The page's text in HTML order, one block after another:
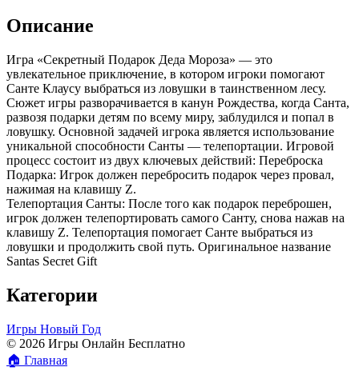
Описание
Игра «Секретный Подарок Деда Мороза» — это
увлекательное приключение, в котором игроки помогают
Санте Клаусу выбраться из ловушки в таинственном лесу.
Сюжет игры разворачивается в канун Рождества, когда Санта,
развозя подарки детям по всему миру, заблудился и попал в
ловушку. Основной задачей игрока является использование
уникальной способности Санты — телепортации. Игровой
процесс состоит из двух ключевых действий: Переброска
Подарка: Игрок должен перебросить подарок через провал,
нажимая на клавишу Z.
Телепортация Санты: После того как подарок переброшен,
игрок должен телепортировать самого Санту, снова нажав на
клавишу Z. Телепортация помогает Санте выбраться из
ловушки и продолжить свой путь. Оригинальное название
Santas Secret Gift
Категории
Игры Новый Год
© 2026 Игры Онлайн Бесплатно
🏠 Главная